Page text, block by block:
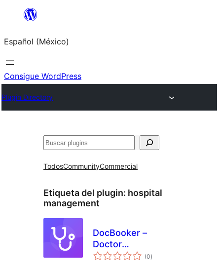
Saltar
contenido
Español (México)
Consigue WordPress
Plugin Directory
Buscar
TodosCommunityCommercial
Etiqueta del plugin: hospital
management
DocBooker –
Doctor
Appointment(0total
de
)